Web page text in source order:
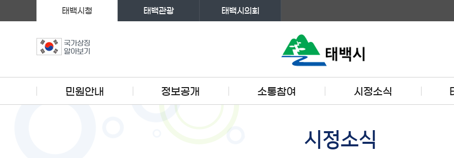
국가상징
알아보기
태백시청 태백관광 태백시의회
민원안내 정보공개 소통참여 시정소식
시정소식